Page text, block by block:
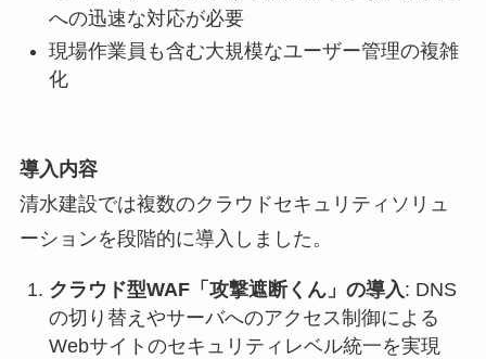
への迅速な対応が必要
現場作業員も含む大規模なユーザー管理の複雑
化
導入内容
清水建設では複数のクラウドセキュリティソリュ
ーションを段階的に導入しました。
クラウド型WAF「攻撃遮断くん」の導入: DNS
の切り替えやサーバへのアクセス制御による
Webサイトのセキュリティレベル統一を実現